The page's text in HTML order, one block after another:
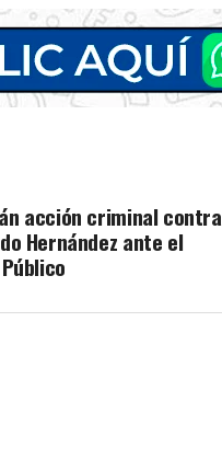
acción criminal contra
Hernández ante el